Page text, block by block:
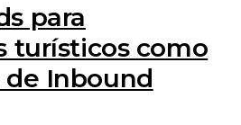
para
turísticos como
Inbound